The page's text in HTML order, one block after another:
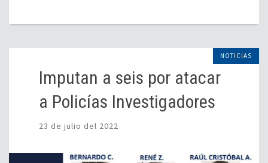
NOTICIAS
Imputan a seis por atacar
a Policías Investigadores
23 de julio del 2022